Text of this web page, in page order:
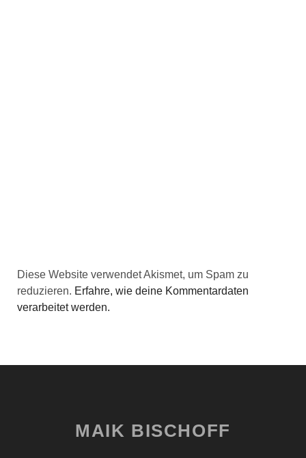
Diese Website verwendet Akismet, um Spam zu
reduzieren. Erfahre, wie deine Kommentardaten
verarbeitet werden.
MAIK BISCHOFF